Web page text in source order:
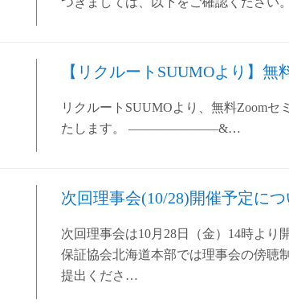
【リクルートSUUMOより】無
リクルートSUUMOより、無料Zoom
たします。 ———————&…
次回理事会(10/28)開催予定につ
次回理事会は10月28日（金）14時よ
保証協会北海道本部では理事会の傍聴
提出くださ…